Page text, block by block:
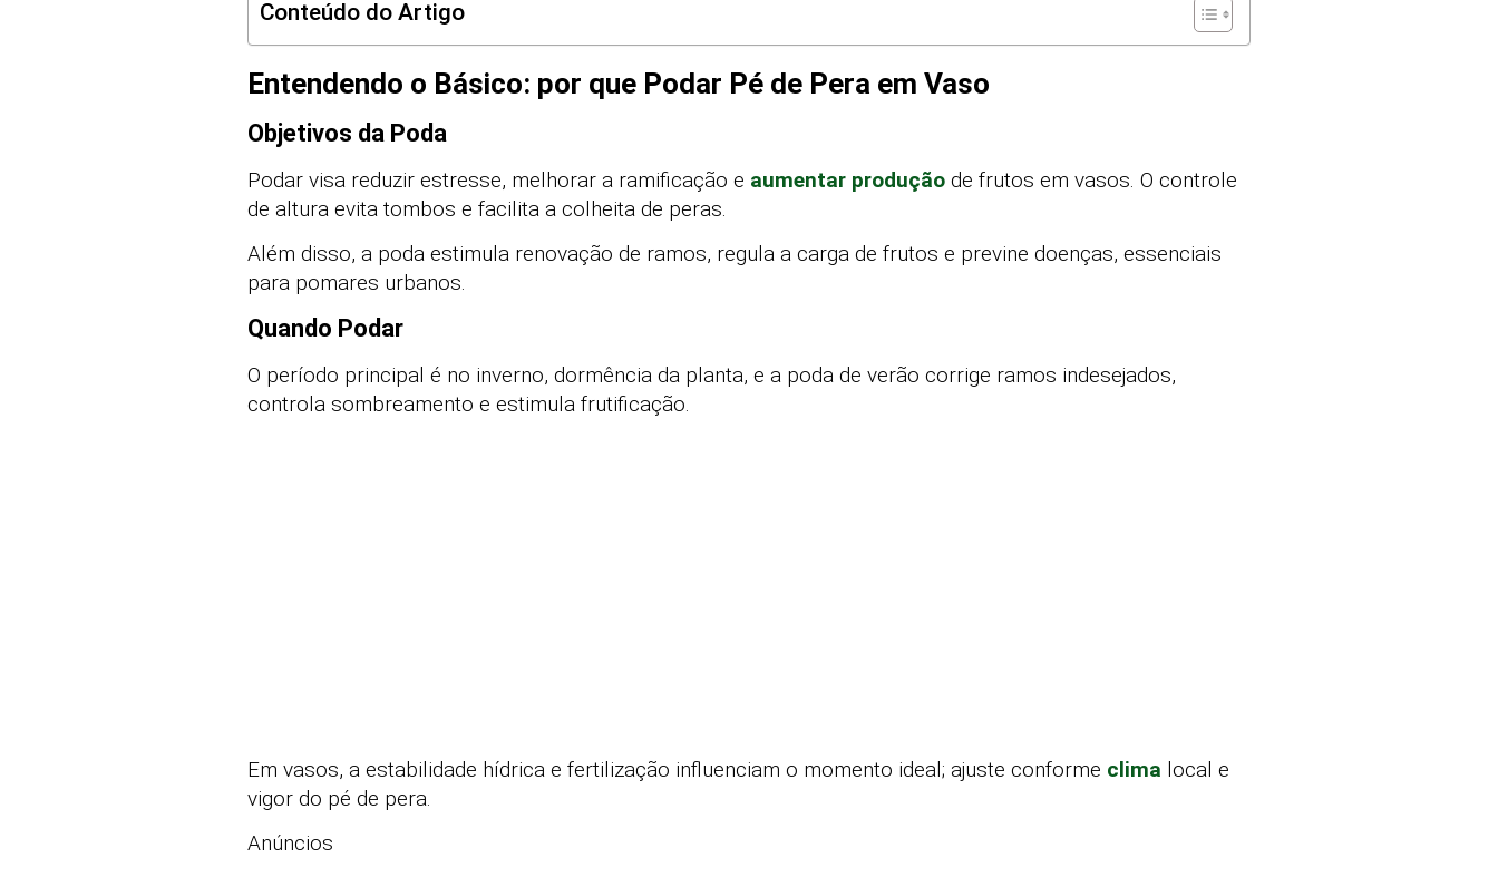
Conteúdo do Artigo
Entendendo o Básico: por que Podar Pé de Pera em Vaso
Objetivos da Poda
Podar visa reduzir estresse, melhorar a ramificação e aumentar produção de frutos em vasos. O controle
de altura evita tombos e facilita a colheita de peras.
Além disso, a poda estimula renovação de ramos, regula a carga de frutos e previne doenças, essenciais
para pomares urbanos.
Quando Podar
O período principal é no inverno, dormência da planta, e a poda de verão corrige ramos indesejados,
controla sombreamento e estimula frutificação.
Em vasos, a estabilidade hídrica e fertilização influenciam o momento ideal; ajuste conforme clima local e
vigor do pé de pera.
Anúncios